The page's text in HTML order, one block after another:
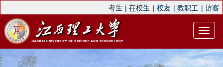
考生 | 在校生 | 校友 | 教职工 | 访客